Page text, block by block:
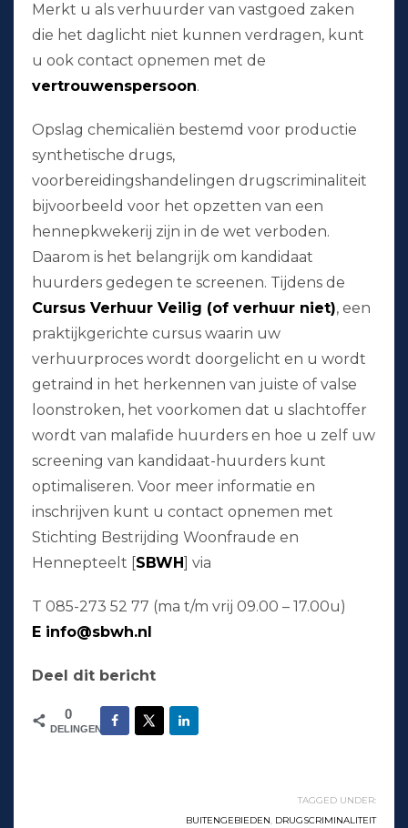
Merkt u als verhuurder van vastgoed zaken
die het daglicht niet kunnen verdragen, kunt
u ook contact opnemen met de
vertrouwenspersoon.
Opslag chemicaliën bestemd voor productie
synthetische drugs,
voorbereidingshandelingen drugscriminaliteit
bijvoorbeeld voor het opzetten van een
hennepkwekerij zijn in de wet verboden.
Daarom is het belangrijk om kandidaat
huurders gedegen te screenen. Tijdens de
Cursus Verhuur Veilig (of verhuur niet), een
praktijkgerichte cursus waarin uw
verhuurproces wordt doorgelicht en u wordt
getraind in het herkennen van juiste of valse
loonstroken, het voorkomen dat u slachtoffer
wordt van malafide huurders en hoe u zelf uw
screening van kandidaat-huurders kunt
optimaliseren. Voor meer informatie en
inschrijven kunt u contact opnemen met
Stichting Bestrijding Woonfraude en
Hennepteelt [SBWH] via
T 085-273 52 77 (ma t/m vrij 09.00 – 17.00u)
E info@sbwh.nl
Deel dit bericht
0
DELINGEN
TAGGED UNDER:
BUITENGEBIEDEN, DRUGSCRIMINALITEIT